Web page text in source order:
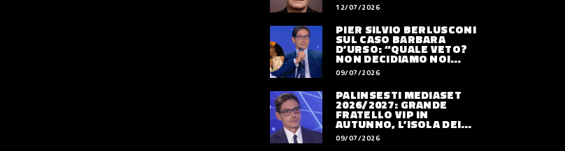
12/07/2026
PIER SILVIO BERLUSCONI
SUL CASO BARBARA
D’URSO: “QUALE VETO?
NON DECIDIAMO NOI
DOVE LAVORERÀ”
09/07/2026
PALINSESTI MEDIASET
2026/2027: GRANDE
FRATELLO VIP IN
AUTUNNO, L’ISOLA DEI
FAMOSI SLITTA AL 2027
09/07/2026